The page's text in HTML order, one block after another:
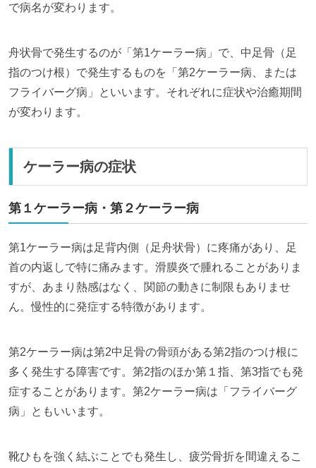
で病名が変わります。
舟状骨で発生するのが「第1ケーラー病」で、中足骨（足
指のつけ根）で発生するものを「第2ケーラー病、または
フライバーグ病」といいます。それぞれに症状や治癒期間
が変わります。
ケーラー病の症状
第１ケーラー病・第２ケーラー病
第1ケーラー病は足背内側（足舟状骨）に疼痛があり、足
首の内返しで特に痛みます。滑膜炎で腫れることがありま
すが、あまり熱感はなく、関節の動きに制限もありませ
ん。慢性的に発症する特徴があります。
第2ケーラー病は第2中足骨の骨頭がある第2指のつけ根に
多く発生する障害です。第2指のほか第１指、第3指でも発
症することがあります。第2ケーラー病は「フライバーグ
病」ともいいます。
靴ひもを強く結ぶことでも発生し、疲労骨折を間違えるこ